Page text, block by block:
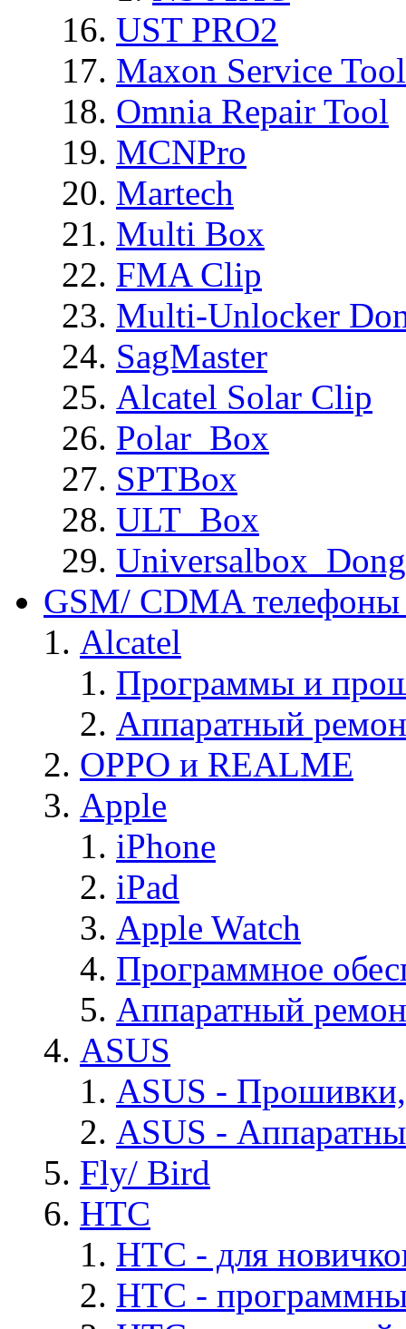
UST PRO2
Maxon Service
Omnia Repair Tool
MCNPro
Martech
Multi Box
FMA Clip
Multi-Unlocker
SagMaster
Alcatel Solar Clip
Polar_Box
SPTBox
ULT_Box
GSM/ CDMA
Alcatel
Программы и
Аппаратный
OPPO и REALME
Apple
iPhone
iPad
Apple Watch
Программное
Аппаратный
ASUS
ASUS -
ASUS -
Fly/ Bird
HTC
HTC - для
HTC -